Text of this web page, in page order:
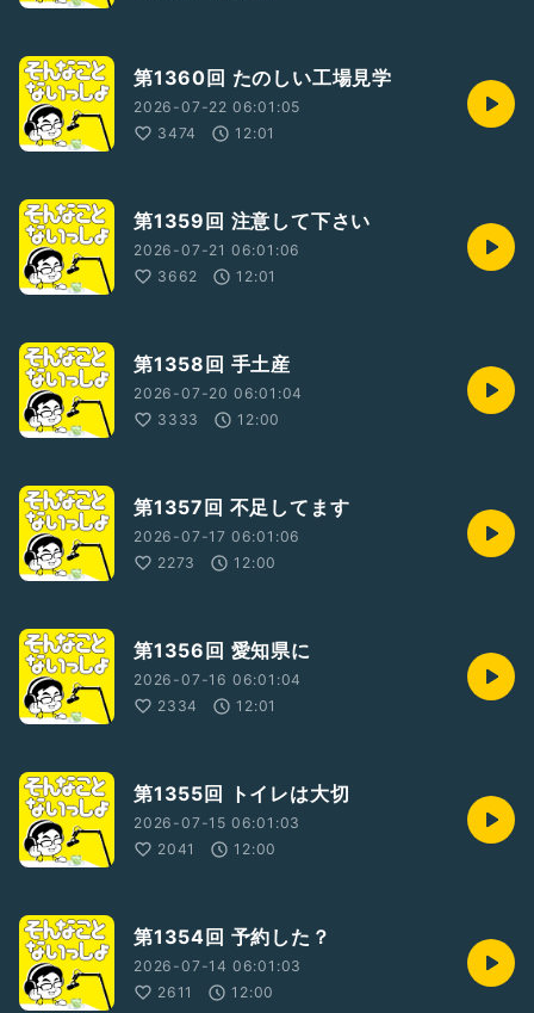
第1360回 たのしい工場見学
2026-07-22 06:01:05
3474
12:01
第1359回 注意して下さい
2026-07-21 06:01:06
3662
12:01
第1358回 手土産
2026-07-20 06:01:04
3333
12:00
第1357回 不足してます
2026-07-17 06:01:06
2273
12:00
第1356回 愛知県に
2026-07-16 06:01:04
2334
12:01
第1355回 トイレは大切
2026-07-15 06:01:03
2041
12:00
第1354回 予約した？
2026-07-14 06:01:03
2611
12:00